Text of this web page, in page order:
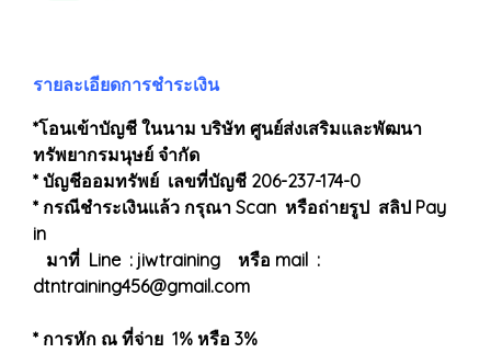
รายละเอียดการชำระเงิน
*โอนเข้าบัญชี ในนาม บริษัท ศูนย์ส่งเสริมและพัฒนา
ทรัพยากรมนุษย์ จำกัด
* บัญชีออมทรัพย์ เลขที่บัญชี 206-237-174-0
* กรณีชำระเงินแล้ว กรุณา Scan หรือถ่ายรูป สลิป Pay
in
มาที่ Line : jiwtraining หรือ mail :
dtntraining456@gmail.com
* การหัก ณ ที่จ่าย 1% หรือ 3%